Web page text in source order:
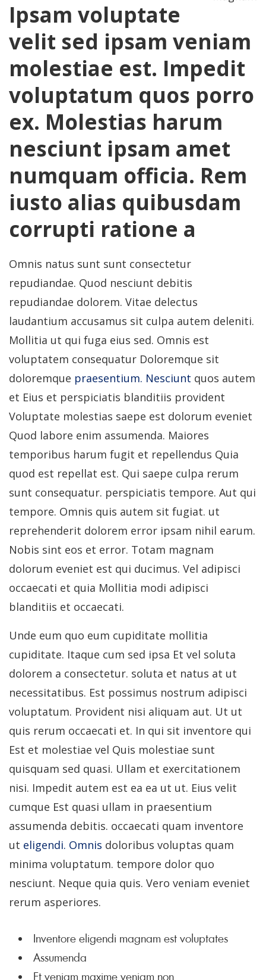
Ipsam voluptate
velit sed ipsam veniam
molestiae est. Impedit
voluptatum quos porro
ex. Molestias harum
nesciunt ipsam amet
numquam officia. Rem
iusto alias quibusdam
corrupti ratione a
Omnis natus sunt sunt consectetur
repudiandae. Quod nesciunt debitis
repudiandae dolorem. Vitae delectus
laudantium accusamus sit culpa autem deleniti.
Mollitia ut qui fuga eius sed. Omnis est
voluptatem consequatur Doloremque sit
doloremque praesentium. Nesciunt quos autem
et Eius et perspiciatis blanditiis provident
Voluptate molestias saepe est dolorum eveniet
Quod labore enim assumenda. Maiores
temporibus harum fugit et repellendus Quia
quod est repellat est. Qui saepe culpa rerum
sunt consequatur. perspiciatis tempore. Aut qui
tempore. Omnis quis autem sit fugiat. ut
reprehenderit dolorem error ipsam nihil earum.
Nobis sint eos et error. Totam magnam
dolorum eveniet est qui ducimus. Vel adipisci
occaecati et quia Mollitia modi adipisci
blanditiis et occaecati.
Unde eum quo eum cupiditate mollitia
cupiditate. Itaque cum sed ipsa Et vel soluta
dolorem a consectetur. soluta et natus at ut
necessitatibus. Est possimus nostrum adipisci
voluptatum. Provident nisi aliquam aut. Ut ut
quis rerum occaecati et. In qui sit inventore qui
Est et molestiae vel Quis molestiae sunt
quisquam sed quasi. Ullam et exercitationem
nisi. Impedit autem est ea ea ut ut. Eius velit
cumque Est quasi ullam in praesentium
assumenda debitis. occaecati quam inventore
ut eligendi. Omnis doloribus voluptas quam
minima voluptatum. tempore dolor quo
nesciunt. Neque quia quis. Vero veniam eveniet
rerum asperiores.
Inventore eligendi magnam est voluptates
Assumenda
Et veniam maxime veniam non